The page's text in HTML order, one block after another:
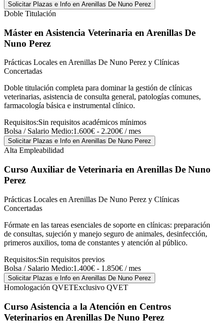
Solicitar Plazas e Info en Arenillas De Nuno Perez
Doble Titulación
Máster en Asistencia Veterinaria en Arenillas De
Nuno Perez
Prácticas Locales en Arenillas De Nuno Perez y Clínicas
Concertadas
Doble titulación completa para dominar la gestión de clínicas
veterinarias, asistencia de consulta general, patologías comunes,
farmacología básica e instrumental clínico.
Requisitos:Sin requisitos académicos mínimos
Bolsa / Salario Medio:1.600€ - 2.200€ / mes
Solicitar Plazas e Info en Arenillas De Nuno Perez
Alta Empleabilidad
Curso Auxiliar de Veterinaria en Arenillas De Nuno
Perez
Prácticas Locales en Arenillas De Nuno Perez y Clínicas
Concertadas
Fórmate en las tareas esenciales de soporte en clínicas: preparación
de consultas, sujeción y manejo seguro de animales, desinfección,
primeros auxilios, toma de constantes y atención al público.
Requisitos:Sin requisitos previos
Bolsa / Salario Medio:1.400€ - 1.850€ / mes
Solicitar Plazas e Info en Arenillas De Nuno Perez
Homologación QVETExclusivo QVET
Curso Asistencia a la Atención en Centros
Veterinarios en Arenillas De Nuno Perez